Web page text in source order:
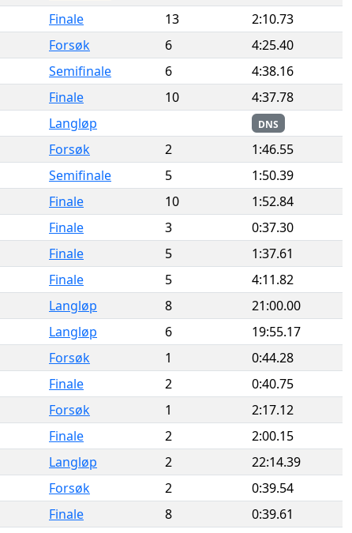
Finale 13
2:10.73
Forsøk 6
4:25.40
Semifinale 6
4:38.16
Finale 10
4:37.78
Langløp DNS
Forsøk 2
1:46.55
Semifinale 5
1:50.39
Finale 10
1:52.84
Finale 3
0:37.30
Finale 5
1:37.61
Finale 5
4:11.82
Langløp 8
21:00.00
Langløp 6
19:55.17
Forsøk 1
0:44.28
Finale 2
0:40.75
Forsøk 1
2:17.12
Finale 2
2:00.15
Langløp 2
22:14.39
Forsøk 2
0:39.54
Finale 8
0:39.61